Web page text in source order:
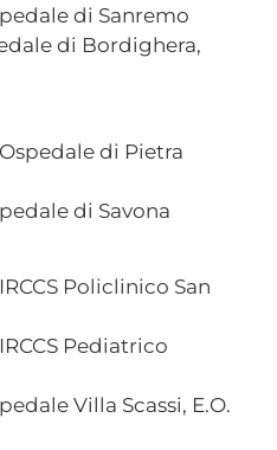
di Sanremo
di Bordighera,
di Pietra
di Savona
Policlinico San
Pediatrico
Villa Scassi, E.O.